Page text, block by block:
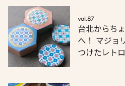
vol.87
台北からち
へ！ マジョ
つけたレト